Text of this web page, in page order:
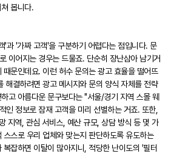
봅니다.
'과 '가짜 고객'을 구분하기 어렵다는 점입니다. 문
이어지는 경우는 드물죠. 단순히 장난삼아 남기거
문인데요. 이런 허수 문의는 광고 효율을 떨어뜨
해결하려면 광고 메시지와 문의 양식 자체를 전략
고 아름다운 문구보다는 "서울/경기 지역 스몰 웨
인 정보로 잠재 고객을 미리 선별하는 거죠. 또한,
지역, 관심 서비스, 예산 규모, 상담 방식 등 몇 가
스로 우리 업체와 맞는지 판단하도록 유도하는
잡하면 이탈이 많아지니, 적당한 난이도의 '필터